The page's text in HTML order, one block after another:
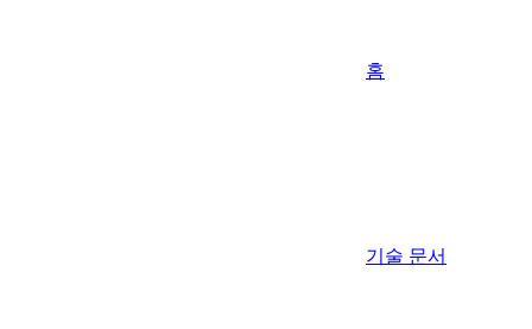
홈
기술 문서